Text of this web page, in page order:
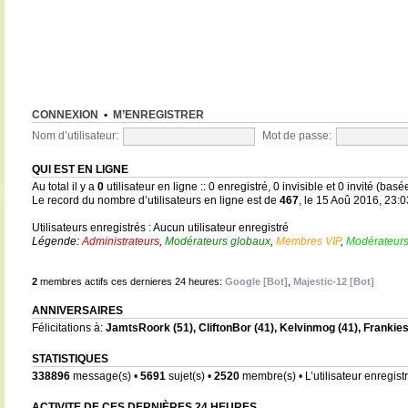
CONNEXION • M’ENREGISTRER
Nom d’utilisateur: Mot de passe:
QUI EST EN LIGNE
Au total il y a 0utilisateur en ligne :: 0 enregistré, 0 invisible et 0 invité
Le record du nombre d’utilisateurs en ligne est de 467, le 15 Aoû 2016,
Utilisateurs enregistrés : Aucun utilisateur enregistré
Légende:Administrateurs, Modérateurs globaux, Membres VIP,
2membres actifs ces dernieres 24 heures: Google [Bot] Majestic-12 [Bot]
ANNIVERSAIRES
Félicitations à: JamtsRoork(51), CliftonBor(41), Kelvinmog(41),
STATISTIQUES
338896message(s) • 5691sujet(s) • 2520membre(s) • L’utilisateur